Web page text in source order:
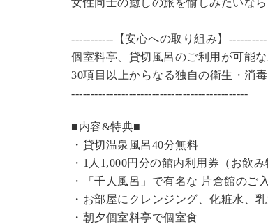
女性同士の癒しの旅を愉しみたいなら
-----------【安心への取り組み】----------
個室料亭、貸切風呂のご利用が可能
30項目以上からなる独自の衛生・消
----------------------------------------------
■内容&特典■
・ 貸切温泉風呂40分無料
・1人1,000円分の館内利用券（お飲
・「千人風呂」で有名な 片倉館のご
・お部屋にクレンジング、化粧水、
・朝夕個室料亭で個室食